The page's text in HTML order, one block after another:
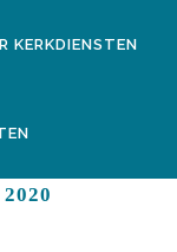
KERKDIENSTEN